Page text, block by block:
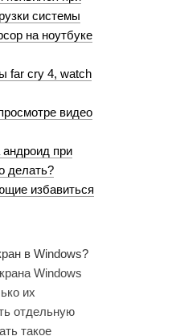
системы
на ноутбуке
far cry 4, watch
видео
андроид при
делать?
избавиться
в Windows?
Windows
их
отдельную
такое